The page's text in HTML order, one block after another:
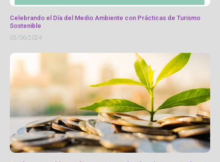
Celebrando el Día del Medio Ambiente con Prácticas de Turismo
Sostenible
05/06/2024